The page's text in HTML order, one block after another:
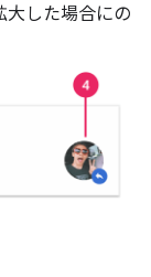
大した場合にの